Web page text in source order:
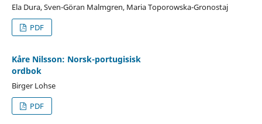
Ela Dura, Sven-Göran Malmgren, Maria Toporowska-Gronostaj
PDF
Kåre Nilsson: Norsk-portugisisk
ordbok
Birger Lohse
PDF